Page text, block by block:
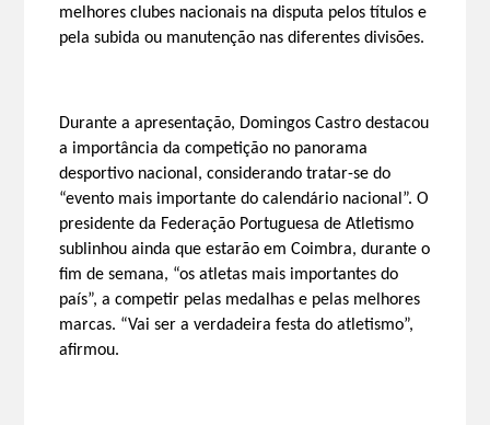
melhores clubes nacionais na disputa pelos títulos e
pela subida ou manutenção nas diferentes divisões.
Durante a apresentação, Domingos Castro destacou
a importância da competição no panorama
desportivo nacional, considerando tratar-se do
“evento mais importante do calendário nacional”. O
presidente da Federação Portuguesa de Atletismo
sublinhou ainda que estarão em Coimbra, durante o
fim de semana, “os atletas mais importantes do
país”, a competir pelas medalhas e pelas melhores
marcas. “Vai ser a verdadeira festa do atletismo”,
afirmou.